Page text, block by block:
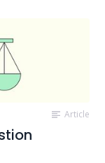
Article